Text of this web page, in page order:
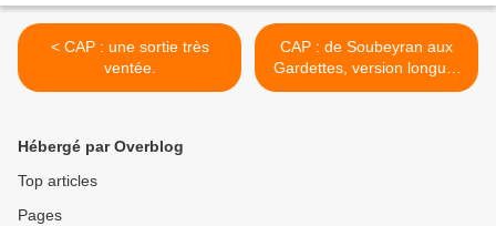
< CAP : une sortie très
ventée.
CAP : de Soubeyran aux
Gardettes, version longue.
>
Hébergé par Overblog
Top articles
Pages